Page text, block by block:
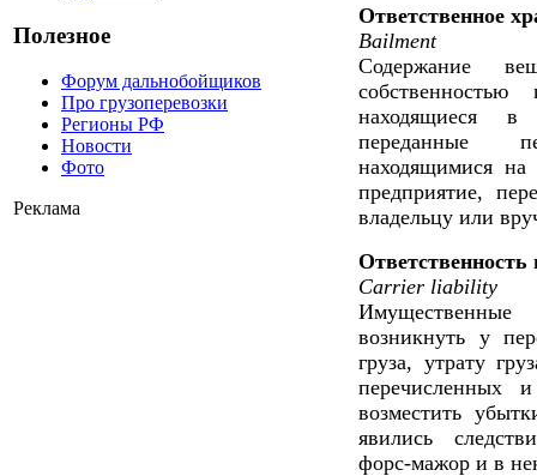
Полезное
Форум дальнобойщиков
Про грузоперевозки
Регионы РФ
Новости
Фото
Реклама
Ответственное
Bailment
Содержание
находящиеся в
переданные
находящимися на
предприятие,
владельцу или
Ответственность
Carrier liability
Имущественные
возникнуть у
груза, утрату
перечисленных
возместить
явились
форс-мажор и в